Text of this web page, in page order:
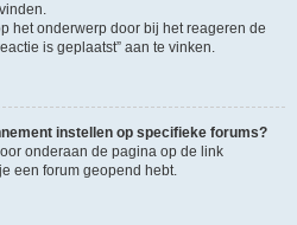
het onderwerp door bij het reageren de
is geplaatst” aan te vinken.
instellen op specifieke forums?
onderaan de pagina op de link
een forum geopend hebt.